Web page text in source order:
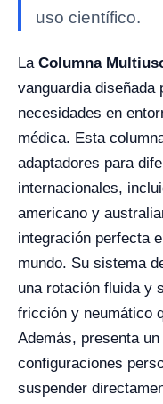
uso científico.
La Columna
vanguardia diseñada
necesidades en
médica. Esta
adaptadores para
internacionales,
americano y
integración perfecta
mundo. Su sistema
una rotación fluida y
fricción y neumático
Además, presenta
configuraciones
suspender